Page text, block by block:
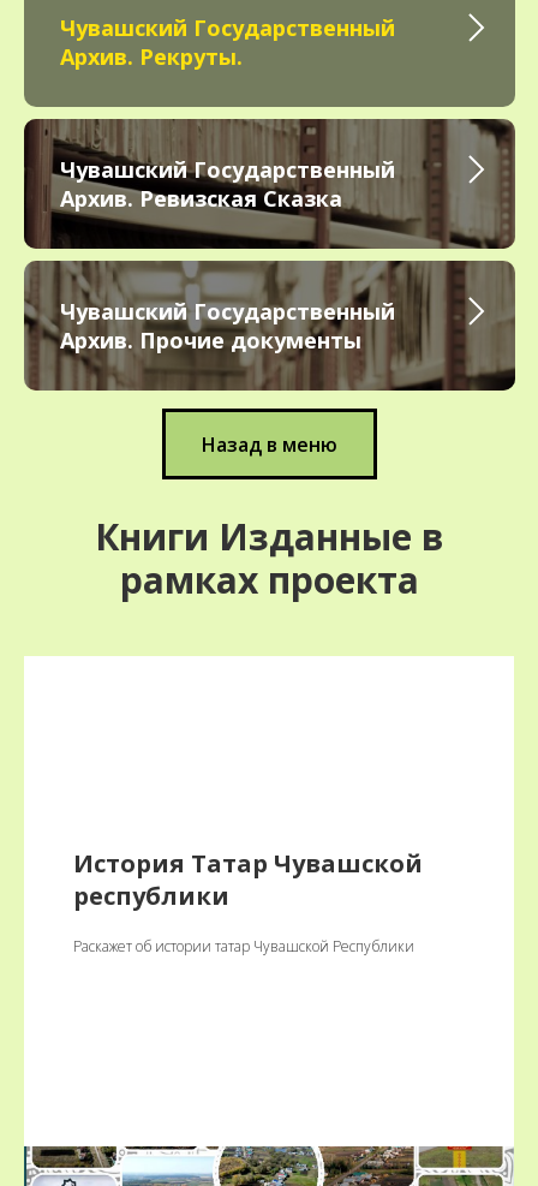
Чувашский Государственный
Архив. Рекруты.
Чувашский Государственный
Архив. Ревизская Сказка
Чувашский Государственный
Архив. Прочие документы
Назад в меню
Книги Изданные в
рамках проекта
История Татар Чувашской
республики
Раскажет об истории татар Чувашской Республики